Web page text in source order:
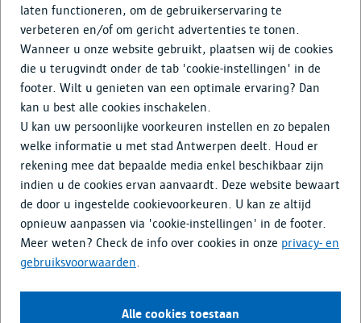
Over
Tijdlijn
Doe mee
Media & Nieuws
Advies en ondersteuning bij
werkzaamheden in de stad
De stad is trots op haar verleden en gaat zorgzaam om met
de sporen die nog in de grond zitten. Wanneer die aan het
licht komen, bijvoorbeeld bij bouwprojecten of
laten functioneren, om de gebruikerservaring te
verbeteren en/of om gericht advertenties te tonen.
Wanneer u onze website gebruikt, plaatsen wij de cookies
die u terugvindt onder de tab 'cookie-instellingen' in de
footer. Wilt u genieten van een optimale ervaring? Dan
kan u best alle cookies inschakelen.
U kan uw persoonlijke voorkeuren instellen en zo bepalen
welke informatie u met stad Antwerpen deelt. Houd er
rekening mee dat bepaalde media enkel beschikbaar zijn
indien u de cookies ervan aanvaardt. Deze website bewaart
de door u ingestelde cookievoorkeuren. U kan ze altijd
opnieuw aanpassen via 'cookie-instellingen' in de footer.
Meer weten? Check de info over cookies in onze privacy- en
gebruiksvoorwaarden.
Alle cookies toestaan